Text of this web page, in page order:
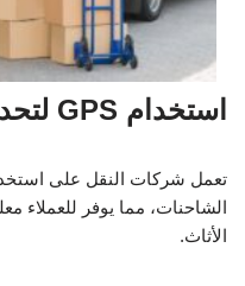
استخدام GPS لتحديد المواقع
الشاحنات، مما يوفر
الأثاث.